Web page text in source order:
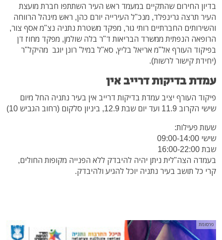
בדיון החירום שהתקיים במעמד ראש העיר השתתפו חברת מועצת
העיר תרצה גרינפלד, מנכ"ל העירייה יורם כהן, ראש מינהל הרווחה
והשירותים החברתיים רותי גור, מפקד משטרת נתניה נצ"מ אסף צור,
הרופאה הנפתית ממשרד הבריאות ד"ר בלה שולמן, מפקד מחוז דן
בפיקוד העורף אל"מ אריאל בליץ, סא"ל במיל' רונן יוגב מהיקל"ר
(יחידת קישור לרשות).
עמדת בדיקות דרייב אין
פיקוד העורף יציב עמדת בדיקות דרייב אין בעיר נתניה החל מיום
שישי הקרוב 11.9 ועד יום שבת 12.9, ביניון סלקום (רחוב הגביש 10)
שעות פעילות:
שישי 09:00-14:00
שבת 16:00-22:00
בעמדה הצה"לית ניתן יהיה להיבדק ללא הפנייה מקופות החולים,
קרי כל תושב בעיר נתניה יוכל להגיע ולהיבדק.
פרסומת